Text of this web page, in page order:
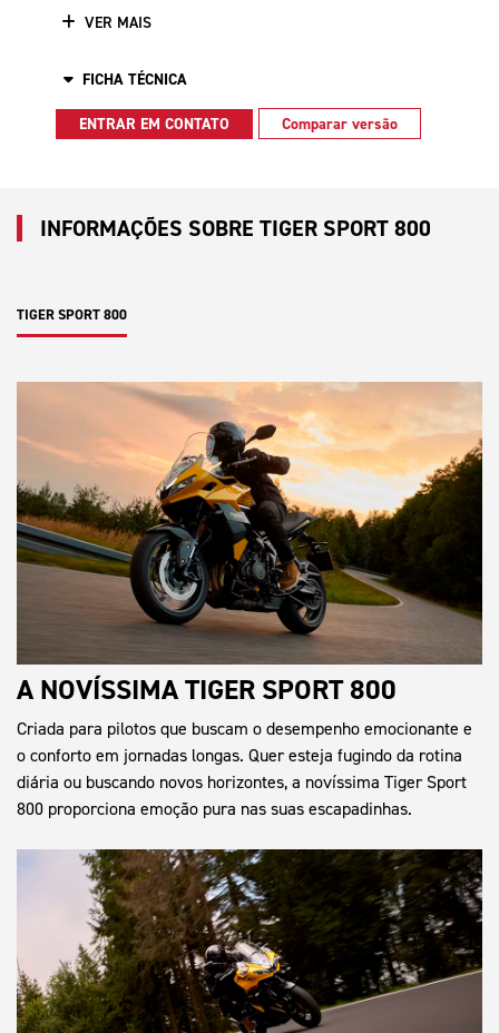
VER MAIS
FICHA TÉCNICA
ENTRAR EM CONTATO Comparar versão
INFORMAÇÕES SOBRE TIGER SPORT 800
TIGER SPORT 800
A NOVÍSSIMA TIGER SPORT 800
Criada para pilotos que buscam o desempenho emocionante e
o conforto em jornadas longas. Quer esteja fugindo da rotina
diária ou buscando novos horizontes, a novíssima Tiger Sport
800 proporciona emoção pura nas suas escapadinhas.